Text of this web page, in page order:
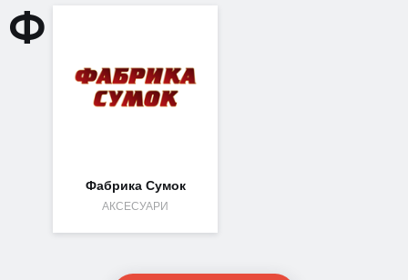
Ф
Фабрика Сумок
АКСЕСУАРИ